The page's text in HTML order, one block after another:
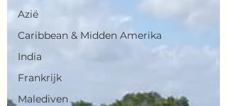
Azië
Caribbean & Midden Amerika
India
Frankrijk
Malediven